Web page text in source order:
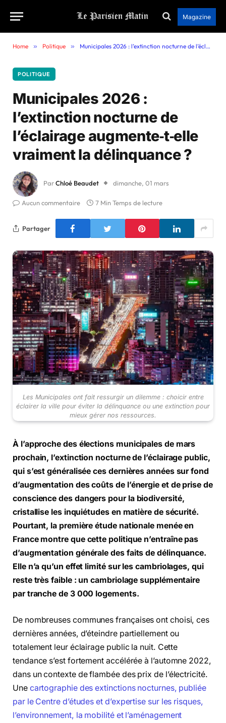
Magazine
Home » Politique » Municipales 2026 : l’extinction nocturne de l’éclairage augmente‑t‑elle vraiment la délinquance ?
POLITIQUE
Municipales 2026 :
l’extinction nocturne de
l’éclairage augmente‑t‑elle
vraiment la délinquance ?
ParChloé Beaudet dimanche, 01 mars
Aucun commentaire 7 Min Temps de lecture
Partager
Les Municipales ont fait ressurgir un dilemme : choicir entre
éclairer la ville pour éviter la délinquance ou une extinction pour
mieux gérer nos ressources.
À l’approche des élections municipales de mars
prochain, l’extinction nocturne de l’éclairage public,
qui s’est généralisée ces dernières années sur fond
d’augmentation des coûts de l’énergie et de prise de
conscience des dangers pour la biodiversité,
cristallise les inquiétudes en matière de sécurité.
Pourtant, la première étude nationale menée en
France montre que cette politique n’entraîne pas
d’augmentation générale des faits de délinquance.
Elle n’a qu’un effet limité sur les cambriolages, qui
reste très faible : un cambriolage supplémentaire
par tranche de 3 000 logements.
De nombreuses communes françaises ont choisi, ces
dernières années, d’éteindre partiellement ou
totalement leur éclairage public la nuit. Cette
tendance s’est fortement accélérée à l’automne 2022,
dans un contexte de flambée des prix de l’électricité.
Une cartographie des extinctions nocturnes, publiée
par le Centre d’études et d’expertise sur les risques,
l’environnement, la mobilité et l’aménagement